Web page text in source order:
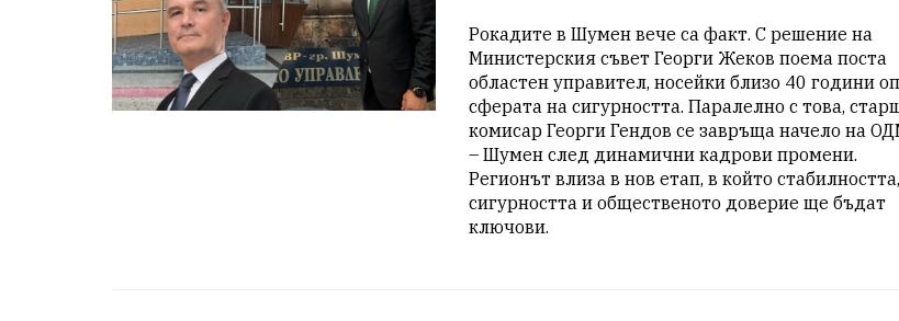
Рокадите в Шумен вече са факт. С решение на
Министерския съвет Георги Жеков поема поста
областен управител, носейки близо 40 години
сферата на сигурността. Паралелно с това,
комисар Георги Гендов се завръща начело на
– Шумен след динамични кадрови промени.
Регионът влиза в нов етап, в който стабилността,
сигурността и общественото доверие ще бъдат
ключови.